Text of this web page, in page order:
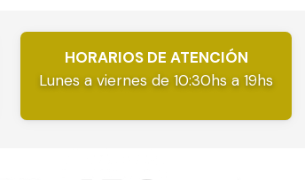
HORARIOS DE ATENCIÓN
Lunes a viernes de 10:30hs a 19hs